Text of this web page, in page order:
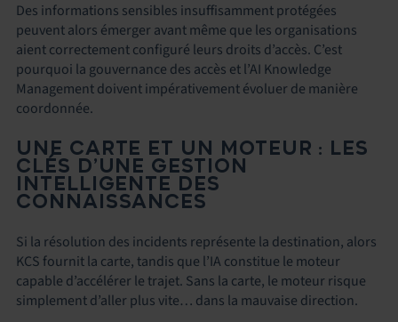
Des informations sensibles insuffisamment protégées
peuvent alors émerger avant même que les organisations
aient correctement configuré leurs droits d’accès. C’est
pourquoi la gouvernance des accès et l’AI Knowledge
Management doivent impérativement évoluer de manière
coordonnée.
UNE CARTE ET UN MOTEUR : LES
CLÉS D’UNE GESTION
INTELLIGENTE DES
CONNAISSANCES
Si la résolution des incidents représente la destination, alors
KCS fournit la carte, tandis que l’IA constitue le moteur
capable d’accélérer le trajet. Sans la carte, le moteur risque
simplement d’aller plus vite… dans la mauvaise direction.